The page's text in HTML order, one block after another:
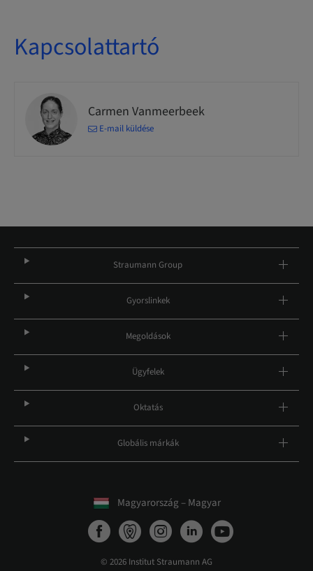
Kapcsolattartó
Carmen Vanmeerbeek
E-mail küldése
Straumann Group
Gyorslinkek
Megoldások
Ügyfelek
Oktatás
Globális márkák
Magyarország – Magyar
© 2026 Institut Straumann AG